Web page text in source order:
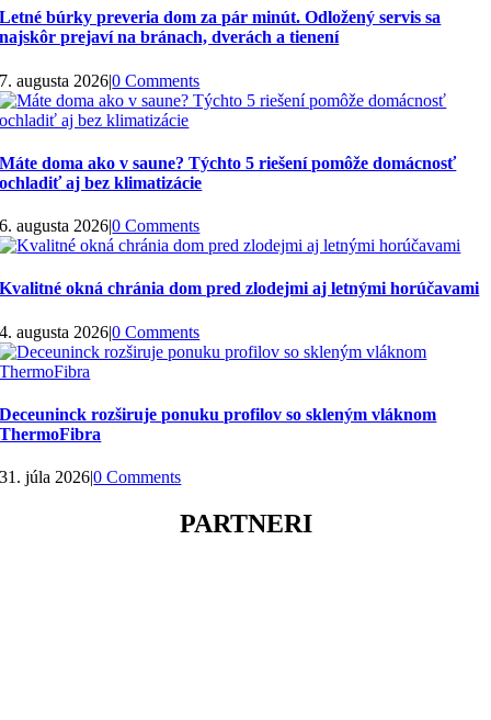
Letné búrky preveria dom za pár minút. Odložený servis sa
najskôr prejaví na bránach, dverách a tienení
7. augusta 2026|0 Comments
Máte doma ako v saune? Týchto 5 riešení pomôže domácnosť
ochladiť aj bez klimatizácie
6. augusta 2026|0 Comments
Kvalitné okná chránia dom pred zlodejmi aj letnými horúčavami
4. augusta 2026|0 Comments
Deceuninck rozširuje ponuku profilov so skleným vláknom
ThermoFibra
31. júla 2026|0 Comments
PARTNERI